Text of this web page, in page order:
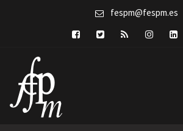
fespm@fespm.es